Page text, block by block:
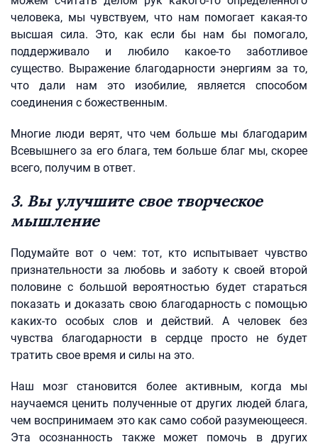
человека, мы чувствуем, что нам помогает какая-то
высшая сила. Это, как если бы нам бы помогало,
поддерживало и любило какое-то заботливое
существо. Выражение благодарности энергиям за то,
что дали нам это изобилие, является способом
соединения с божественным.
Многие люди верят, что чем больше мы благодарим
Всевышнего за его блага, тем больше благ мы, скорее
всего, получим в ответ.
3. Вы улучшите свое творческое
мышление
Подумайте вот о чем: тот, кто испытывает чувство
признательности за любовь и заботу к своей второй
половине с большой вероятностью будет стараться
показать и доказать свою благодарность с помощью
каких-то особых слов и действий. А человек без
чувства благодарности в сердце просто не будет
тратить свое время и силы на это.
Наш мозг становится более активным, когда мы
научаемся ценить полученные от других людей блага,
чем воспринимаем это как само собой разумеющееся.
Эта осознанность также может помочь в других